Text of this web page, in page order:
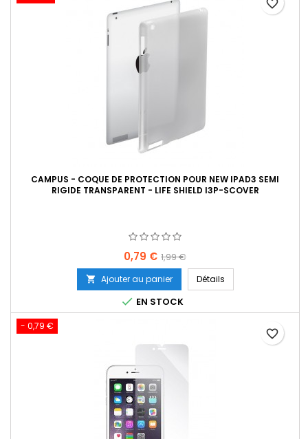
CAMPUS - COQUE DE PROTECTION POUR NEW IPAD3 SEMI
RIGIDE TRANSPARENT - LIFE SHIELD I3P-SCOVER
Prix
0,79 € Prix
de
base
1,99 €
 Ajouter au panier Détails
 EN STOCK
favorite_border
- 0,79 €
favorite_border